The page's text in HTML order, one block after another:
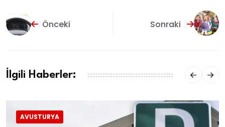
Önceki Sonraki
İlgili Haberler:
AVUSTURYA